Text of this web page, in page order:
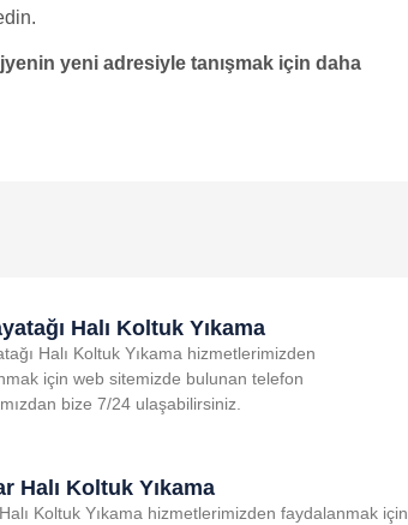
yeni adresiyle tanışmak için daha
Halı Koltuk Yıkama
Halı Koltuk Yıkama hizmetlerimizden
için web sitemizde bulunan telefon
bize 7/24 ulaşabilirsiniz.
Halı Koltuk Yıkama
Halı Koltuk Yıkama hizmetlerimizden faydalanmak için